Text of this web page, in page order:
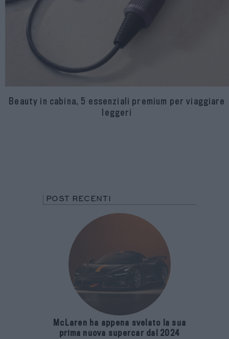
Beauty in cabina, 5 essenziali premium per viaggiare
leggeri
POST RECENTI
McLaren ha appena svelato la sua
prima nuova supercar dal 2024